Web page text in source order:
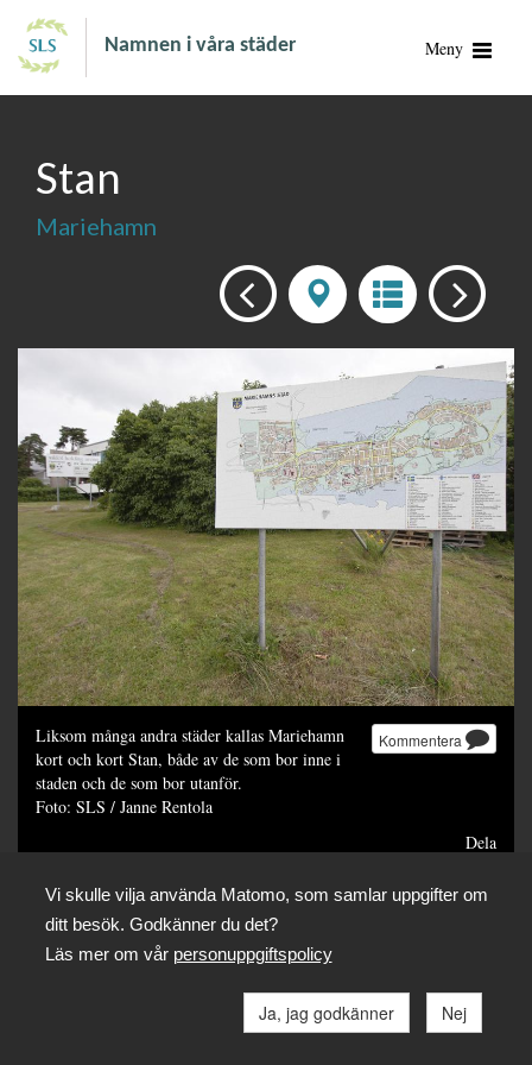
Namnen i våra städer Meny
Stan
Mariehamn
Kommentera
Liksom många andra städer kallas Mariehamn
kort och kort Stan, både av de som bor inne i
staden och de som bor utanför.
Foto: SLS / Janne Rentola
Dela
Vi skulle vilja använda Matomo, som samlar uppgifter om
ditt besök. Godkänner du det?
Läs mer om vår personuppgiftspolicy
Ja, jag godkänner Nej